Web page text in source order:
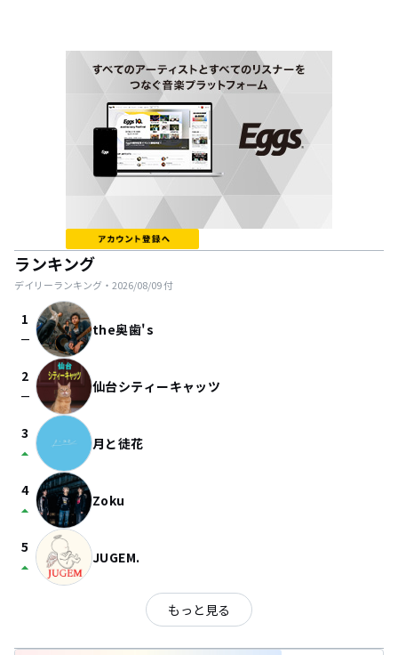
ランキング
デイリーランキング・ 2026/08/09付
1
check_indeterminate_small the奥歯's
2
check_indeterminate_small 仙台シティーキャッツ
3
arrow_drop_up 月と徒花
4
arrow_drop_up Zoku
5
arrow_drop_up JUGEM.
もっと見る